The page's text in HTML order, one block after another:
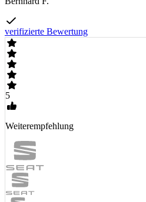
verifizierte Bewertung
5
Weiterempfehlung